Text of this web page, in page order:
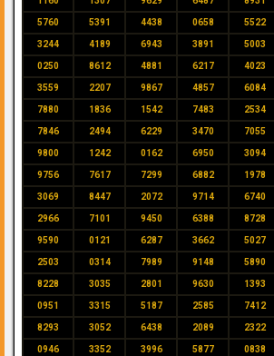
5760 5391 4438 0658 5522
3244 4189 6943 3891 5003
0250 8612 4881 6217 4023
3559 2207 9867 4857 6084
7880 1836 1542 7483 2534
7846 2494 6229 3470 7055
9800 1242 0162 6950 3094
9756 7617 7299 6882 1978
3069 8447 2072 9714 6740
2966 7101 9450 6388 8728
9590 0121 6287 3662 5027
2503 0314 7989 9148 5890
8228 3035 2801 9630 1393
0951 3315 5187 2585 7412
8293 3052 6438 2089 2322
0946 3352 3996 5877 0838